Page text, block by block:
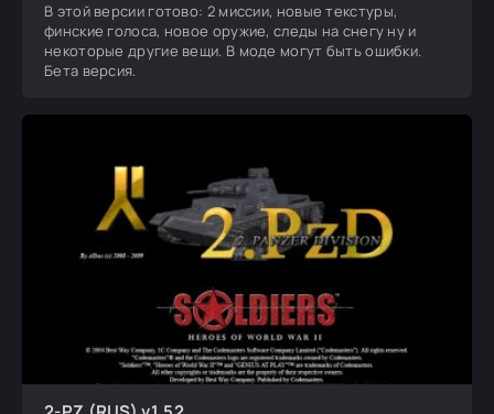
В этой версии готово: 2 миссии, новые текстуры,
финские голоса, новое оружие, следы на снегу ну и
некоторые другие вещи. В моде могут быть ошибки.
Бета версия.